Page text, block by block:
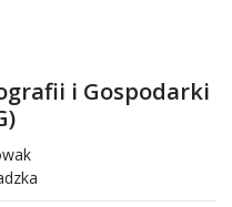
i Gospodarki